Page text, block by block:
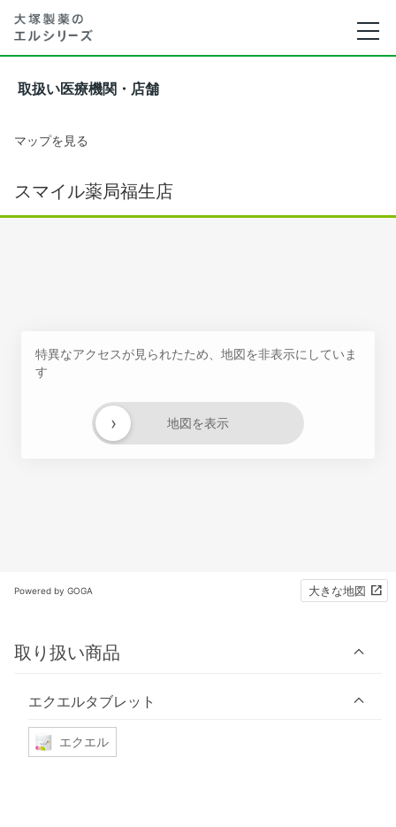
取扱い医療機関・店舗
マップを見る
スマイル薬局福生店
特異なアクセスが見られたため、地図を非表示にしていま
す
地図を表示
›
Powered by GOGA 大きな地図
取り扱い商品
エクエルタブレット
エクエル